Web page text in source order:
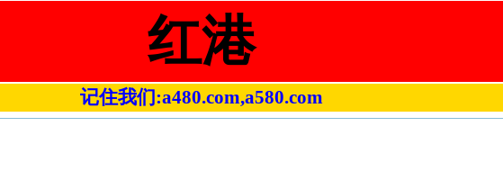
红港
记住我们:a480.com,a580.com